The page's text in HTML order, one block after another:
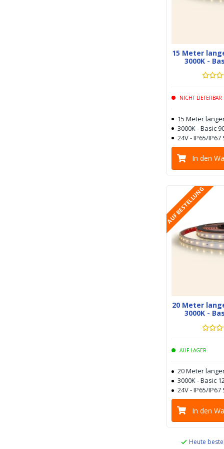
15 Meter
3000K -
NICHT LIEFERBAR
15 Meter
3000K - Basic
24V - IP65/IP67
In den
AUF BESTELLUNG
20 Meter
3000K -
AUF LAGER
20 Meter
3000K - Basic
24V - IP65/IP67
In den
Heute